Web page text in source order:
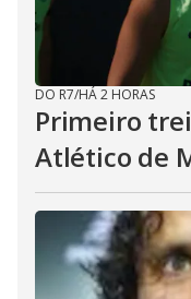
DO R7/HÁ 2 HORAS
Primeiro
Atlético de